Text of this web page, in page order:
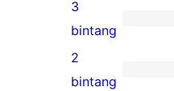
4-
bintang
0
ulasan
3-
3
bintang
0
2
bintang